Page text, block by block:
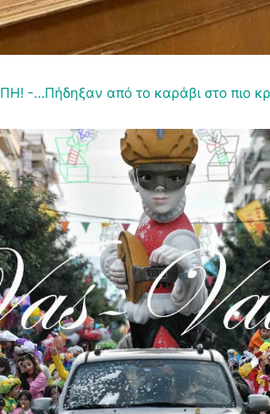
-…Πήδηξαν από το καράβι στο πιο